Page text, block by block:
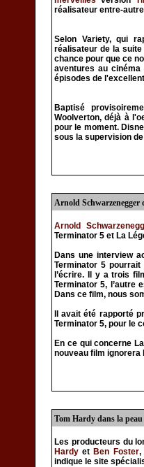
réalisateur entre-
Selon Variety, qui
réalisateur de la suite
chance pour que ce
aventures au cinéma
épisodes de
Baptisé
Woolverton, déjà à
pour le moment.
sous la supervision
Arnold Schwarzenegger
Arnold
Terminator 5 et La
Dans une interview
Terminator 5
l’écrire. Il y a trois
Terminator 5, l’autre
Dans ce film, nous
Il avait été rapporté
Terminator 5, pour le
En ce qui concerne
nouveau film ignorera
Tom Hardy dans la
Les producteurs du
Hardy et Ben Foster,
indique le site